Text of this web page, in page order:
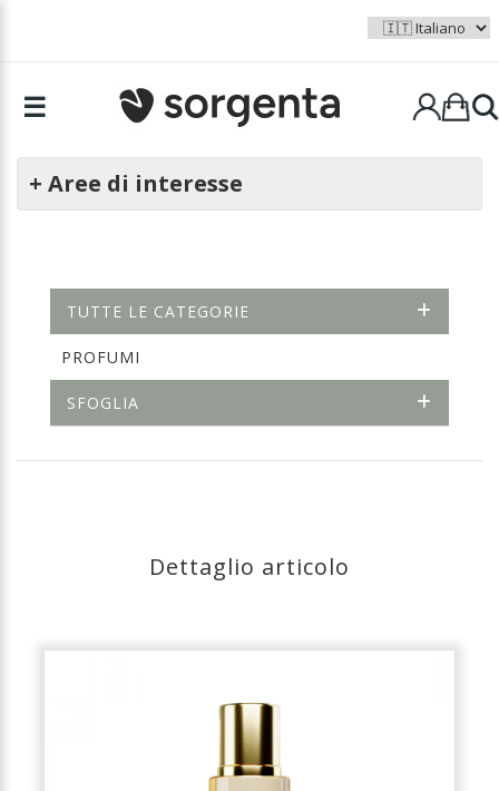
☰
+ Aree di interesse
TUTTE LE CATEGORIE
PROFUMI
SFOGLIA
Dettaglio articolo